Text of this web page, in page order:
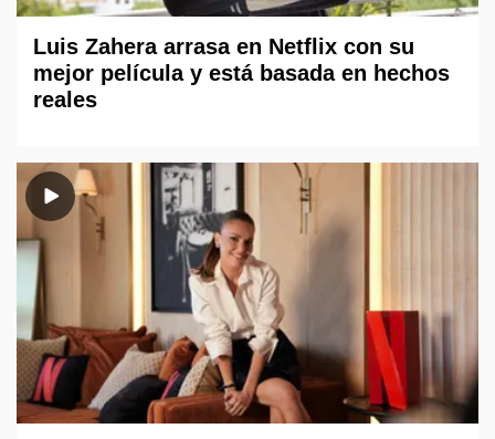
Luis Zahera arrasa en Netflix con su
mejor película y está basada en hechos
reales